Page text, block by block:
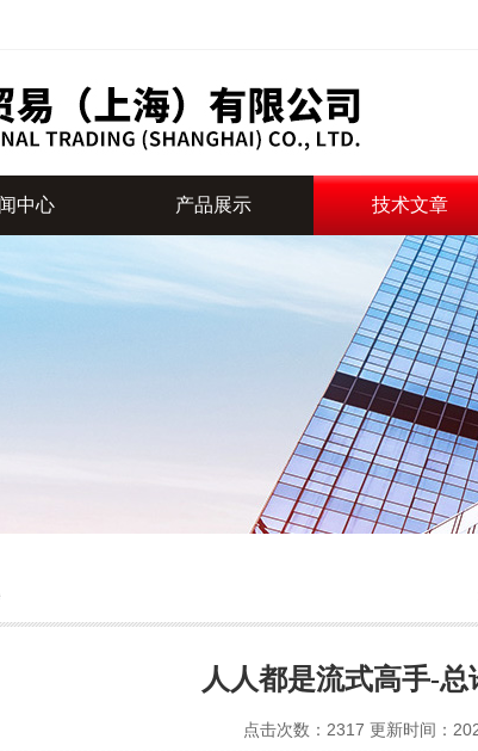
中心 产品展示 技术文章
人人都是流式高手-总
点击次数：2317 更新时间：